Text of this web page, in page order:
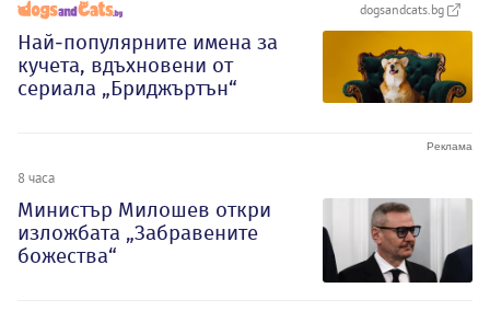
dogsandcats.bg
Най-популярните имена за
кучета, вдъхновени от
сериала „Бриджъртън“
8 часа
Министър Милошев откри
изложбата „Забравените
божества“